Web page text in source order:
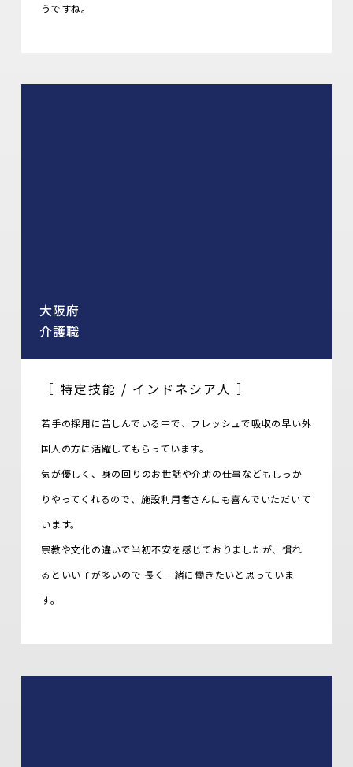
うですね。
大阪府
介護職
［ 特定技能 / インドネシア人 ］
若手の採用に苦しんでいる中で、フレッシュで吸収の早い外
国人の方に活躍してもらっています。
気が優しく、身の回りのお世話や介助の仕事などもしっか
りやってくれるので、施設利用者さんにも喜んでいただいて
います。
宗教や文化の違いで当初不安を感じておりましたが、慣れ
るといい子が多いので 長く一緒に働きたいと思っていま
す。